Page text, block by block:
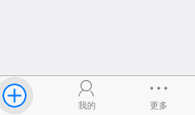
我的 更多